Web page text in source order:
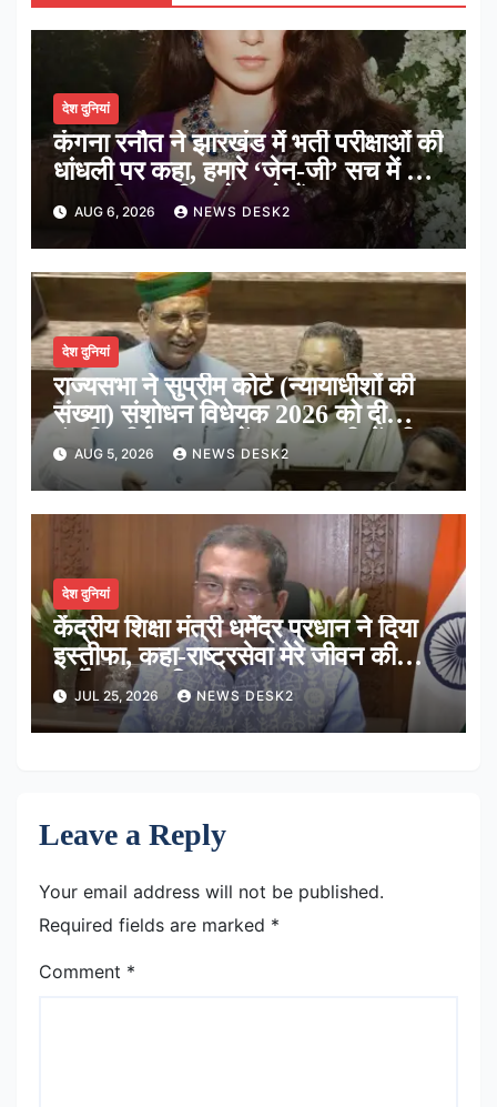
देश दुनियां
कंगना रनौत ने झारखंड में भर्ती परीक्षाओं की
धांधली पर कहा, हमारे ‘जेन-जी’ सच में हर
तरह की तकलीफ झेल रहे हैं
AUG 6, 2026 NEWS DESK2
देश दुनियां
राज्यसभा ने सुप्रीम कोर्ट (न्यायाधीशों की
संख्या) संशोधन विधेयक 2026 को दी
मंजूरी, शीर्ष अदालत में अब न्यायधीशों की
संख्या होगी 38
AUG 5, 2026 NEWS DESK2
देश दुनियां
केंद्रीय शिक्षा मंत्री धर्मेंद्र प्रधान ने दिया
इस्तीफा, कहा-राष्ट्रसेवा मेरे जीवन की
सर्वोच्च प्राथमिकता
JUL 25, 2026 NEWS DESK2
Leave a Reply
Your email address will not be published.
Required fields are marked *
Comment *